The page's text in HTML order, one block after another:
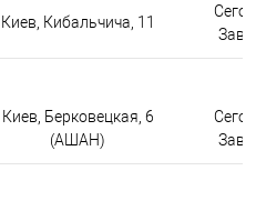
Киев, Кибальчича, 11
Киев, Берковецкая, 6
(АШАН)